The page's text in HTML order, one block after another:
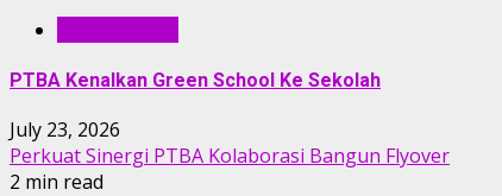
PTBA Kenalkan Green School Ke Sekolah
July 23, 2026
Perkuat Sinergi PTBA Kolaborasi Bangun Flyover
2 min read